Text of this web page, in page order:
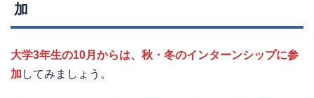
加
大学3年生の10月からは、秋・冬のインターンシップに参
加 してみましょう。